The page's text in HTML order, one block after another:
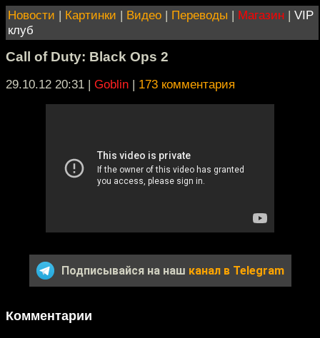
Новости | Картинки | Видео | Переводы | Магазин | VIP
клуб
Call of Duty: Black Ops 2
29.10.12 20:31 | Goblin | 173 комментария
Подписывайся на наш канал в Telegram
Комментарии